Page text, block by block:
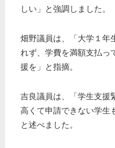
しい」と強調しました。
畑野議員は、「大学１年
れず、学費を満額支払っ
援を」と指摘。
吉良議員は、「学生支援
高くて申請できない学生
と述べました。